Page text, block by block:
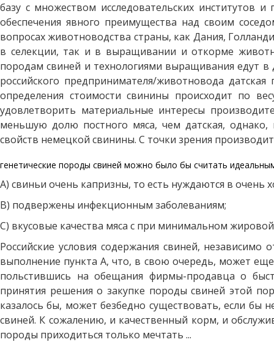
базу с множеством исследовательских институтов
обеспечения явного преимущества над своим
вопросах животноводства страны, как Дания,
в селекции, так и в выращивании и откорме
породам свиней и технологиями выращивания едут в
российского предпринимателя/животновода
определения стоимости свинины происходит по
удовлетворить материальные интересы
меньшую долю постного мяса, чем датская,
свойств немецкой свинины. С точки зрения
генетические породы свиней можно было бы считать
А) свиньи очень капризны, то есть нуждаются в очень
В) подвержены инфекционным заболеваниям;
С) вкусовые качества мяса с при минимальном
Российские условия содержания свиней,
выполнение пункта А, что, в свою очередь, может
польстившись на обещания фирмы-продавца о
принятия решения о закупке породы свиней этой
казалось бы, может безбедно существовать, если бы
свиней. К сожалению, и качественный корм, и
породы приходиться только мечтать ...